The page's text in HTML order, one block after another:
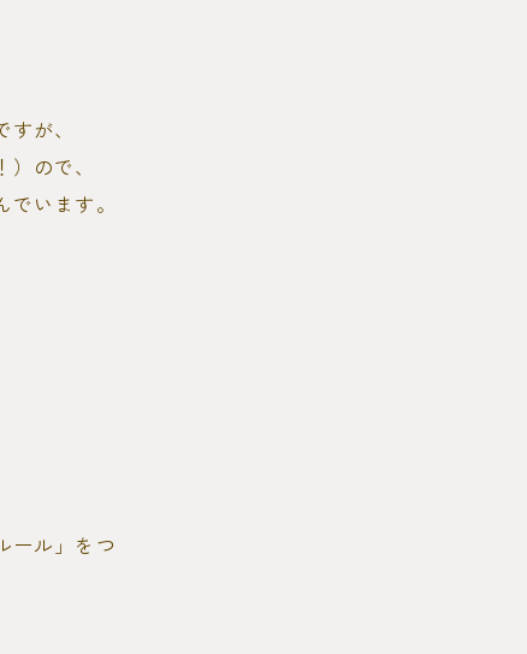
が、
ので、
います。
ール」をつ